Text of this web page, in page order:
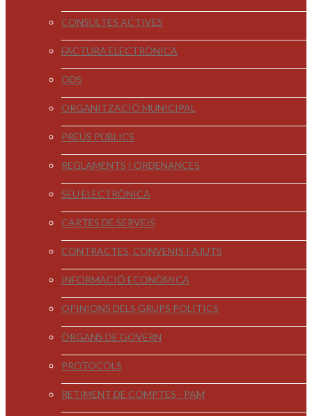
CONSULTES ACTIVES
FACTURA ELECTRÒNICA
ODS
ORGANITZACIÓ MUNICIPAL
PREUS PÚBLICS
REGLAMENTS I ORDENANCES
SEU ELECTRÒNICA
CARTES DE SERVEIS
CONTRACTES, CONVENIS I AJUTS
INFORMACIÓ ECONÒMICA
OPINIONS DELS GRUPS POLÍTICS
ÒRGANS DE GOVERN
PROTOCOLS
RETIMENT DE COMPTES - PAM